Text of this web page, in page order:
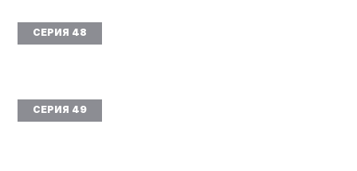
СЕРИЯ 48
СЕРИЯ 49